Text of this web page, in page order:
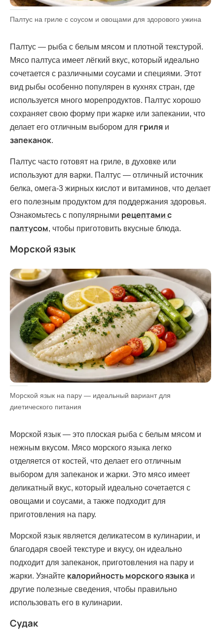
Палтус на гриле с соусом и овощами для здорового ужина
Палтус — рыба с белым мясом и плотной текстурой.
Мясо палтуса имеет лёгкий вкус, который идеально
сочетается с различными соусами и специями. Этот
вид рыбы особенно популярен в кухнях стран, где
используется много морепродуктов. Палтус хорошо
сохраняет свою форму при жарке или запекании, что
делает его отличным выбором для гриля и
запеканок.
Палтус часто готовят на гриле, в духовке или
используют для варки. Палтус — отличный источник
белка, омега-3 жирных кислот и витаминов, что делает
его полезным продуктом для поддержания здоровья.
Ознакомьтесь с популярными рецептами с
палтусом, чтобы приготовить вкусные блюда.
Морской язык
Морской язык на пару — идеальный вариант для
диетического питания
Морской язык — это плоская рыба с белым мясом и
нежным вкусом. Мясо морского языка легко
отделяется от костей, что делает его отличным
выбором для запеканок и жарки. Это мясо имеет
деликатный вкус, который идеально сочетается с
овощами и соусами, а также подходит для
приготовления на пару.
Морской язык является деликатесом в кулинарии, и
благодаря своей текстуре и вкусу, он идеально
подходит для запеканок, приготовления на пару и
жарки. Узнайте калорийность морского языка и
другие полезные сведения, чтобы правильно
использовать его в кулинарии.
Судак